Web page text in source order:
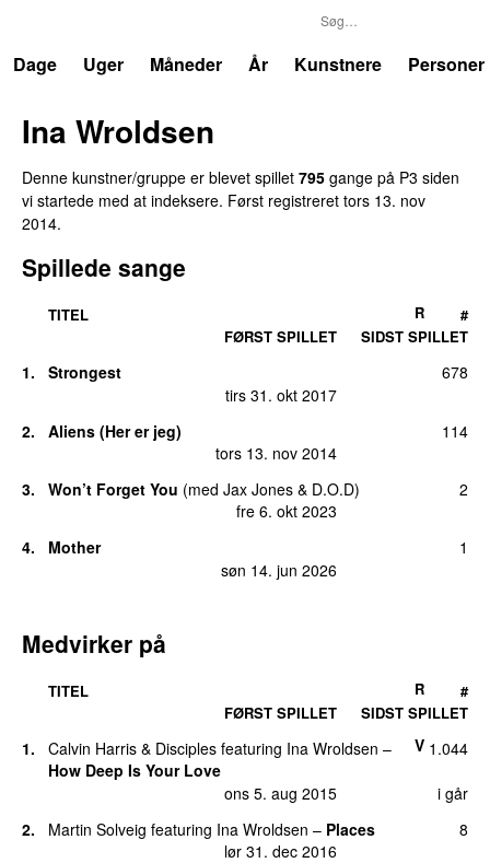
Dage
Uger Måneder År Kunstnere Personer
Ina Wroldsen
Denne kunstner/gruppe er blevet spillet 795 gange på P3 siden
vi startede med at indeksere. Først registreret tors 13. nov
2014.
Spillede sange
TITEL
FØRST SPILLET
SIDST SPILLET
R #
1.
Strongest
tirs 31. okt 2017
678
2.
Aliens (Her er jeg)
tors 13. nov 2014
114
3. Won’t Forget You (med Jax Jones & D.O.D)
fre 6. okt 2023
2
4.
Mother
søn 14. jun 2026
1
Medvirker på
TITEL
FØRST SPILLET
SIDST SPILLET
R #
1. Calvin Harris & Disciples featuring Ina Wroldsen –
How Deep Is Your Love
ons 5. aug 2015
i går
V 1.044
2. Martin Solveig featuring Ina Wroldsen – Places
lør 31. dec 2016
8